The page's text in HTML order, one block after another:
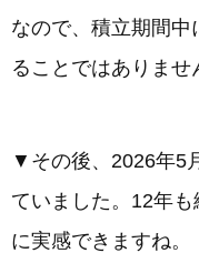
なので、積立期間
ることではありませ
▼その後、2026年5
ていました。12年
に実感できますね。